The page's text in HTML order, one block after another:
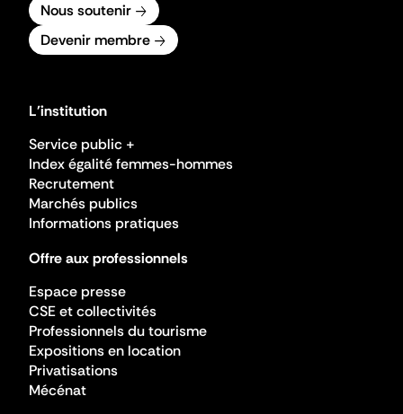
Nous soutenir
Devenir membre
L'institution
Service public +
Index égalité femmes-hommes
Recrutement
Marchés publics
Informations pratiques
Offre aux professionnels
Espace presse
CSE et collectivités
Professionnels du tourisme
Expositions en location
Privatisations
Mécénat